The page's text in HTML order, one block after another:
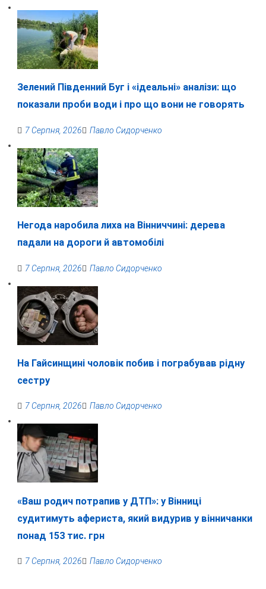
Зелений Південний Буг і «ідеальні» аналізи: що
показали проби води і про що вони не говорять
7 Серпня, 2026 Павло Сидорченко
Негода наробила лиха на Вінниччині: дерева
падали на дороги й автомобілі
7 Серпня, 2026 Павло Сидорченко
На Гайсинщині чоловік побив і пограбував рідну
сестру
7 Серпня, 2026 Павло Сидорченко
«Ваш родич потрапив у ДТП»: у Вінниці
судитимуть афериста, який видурив у вінничанки
понад 153 тис. грн
7 Серпня, 2026 Павло Сидорченко